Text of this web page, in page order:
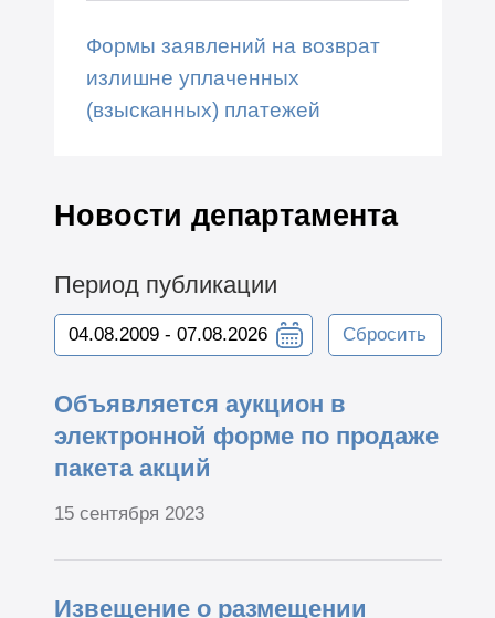
Формы заявлений на возврат
излишне уплаченных
(взысканных) платежей
Новости департамента
Период публикации
Сбросить
Объявляется аукцион в
электронной форме по продаже
пакета акций
15 сентября 2023
Извещение о размещении